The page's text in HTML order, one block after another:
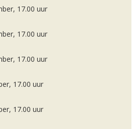
17.00 uur
17.00 uur
17.00 uur
17.00 uur
17.00 uur